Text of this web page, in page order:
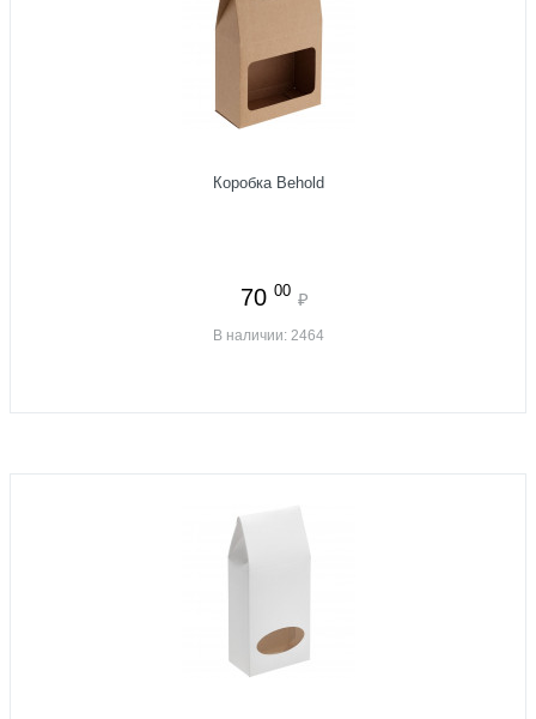
Коробка Behold
70 00 ₽
В наличии: 2464